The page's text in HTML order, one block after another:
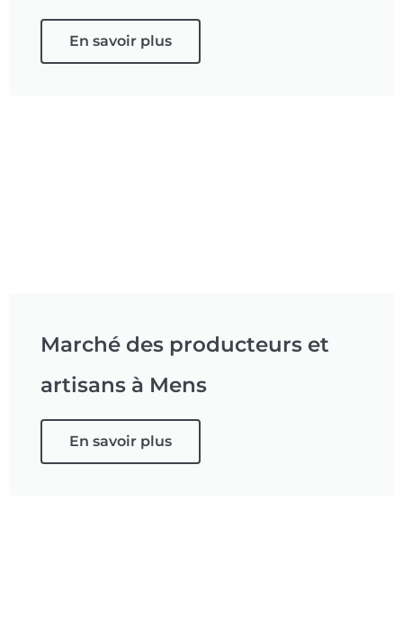
En savoir plus
Marché des producteurs et
artisans à Mens
En savoir plus